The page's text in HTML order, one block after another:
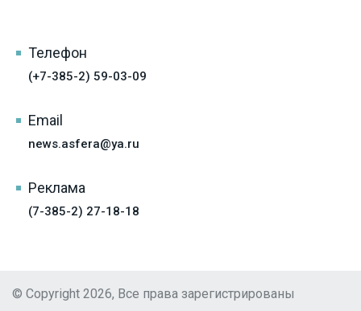
Телефон
(+7-385-2) 59-03-09
Email
news.asfera@ya.ru
Реклама
(7-385-2) 27-18-18
© Copyright 2026, Все права зарегистрированы